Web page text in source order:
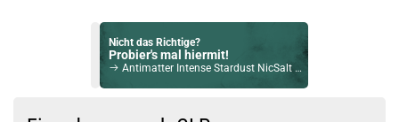
Nicht das Richtige?
Probier's mal hiermit!
Antimatter Intense Stardust NicSalt Liquid 10ml / 20mg